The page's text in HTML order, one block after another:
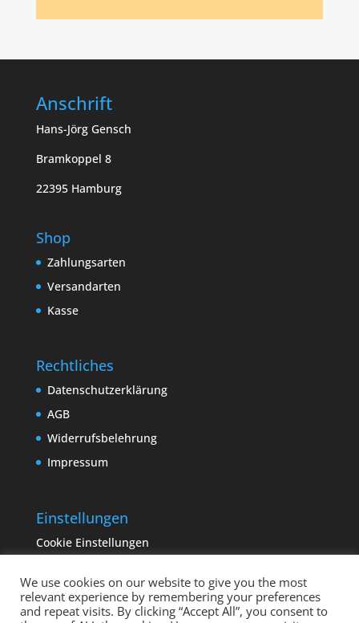
Anschrift
Hans-Jörg Gensch
Bramkoppel 8
22395 Hamburg
Shop
Zahlungsarten
Versandarten
Kasse
Rechtliches
Datenschutzerklärung
AGB
Widerrufsbelehrung
Impressum
Einstellungen
Cookie Einstellungen
We use cookies on our website to give you the most
relevant experience by remembering your preferences
and repeat visits. By clicking “Accept All”, you consent to